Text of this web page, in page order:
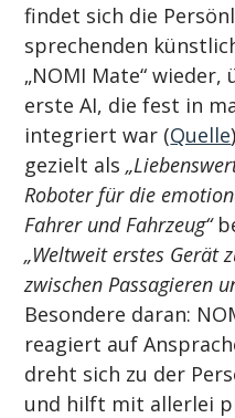
findet sich die
sprechenden
„NOMI Mate“
erste AI, die fest in
integriert war (Quelle
gezielt als
Roboter für die
Fahrer und Fahrzeug“
„Weltweit erstes Gerät
zwischen Passagieren
Besondere daran:
reagiert auf
dreht sich zu der
und hilft mit allerlei